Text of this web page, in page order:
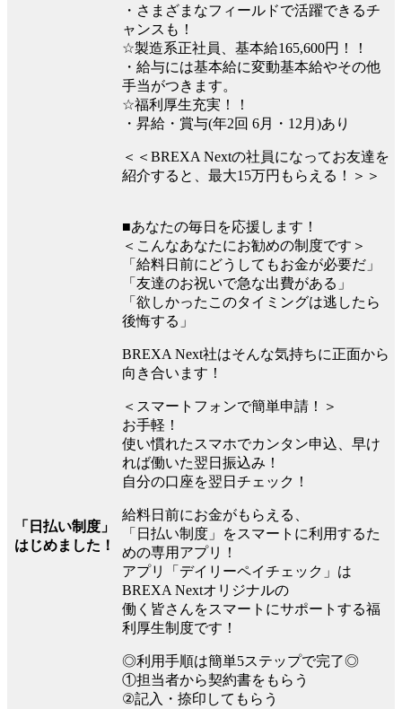
・さまざまなフィールドで活躍できるチ
ャンスも！
☆製造系正社員、基本給165,600円！！
・給与には基本給に変動基本給やその他
手当がつきます。
☆福利厚生充実！！
・昇給・賞与(年2回 6月・12月)あり
＜＜BREXA Nextの社員になってお友達を
紹介すると、最大15万円もらえる！＞＞
「日払い制度」
はじめました！
■あなたの毎日を応援します！
＜こんなあなたにお勧めの制度です＞
「給料日前にどうしてもお金が必要だ」
「友達のお祝いで急な出費がある」
「欲しかったこのタイミングは逃したら
後悔する」
BREXA Next社はそんな気持ちに正面から
向き合います！
＜スマートフォンで簡単申請！＞
お手軽！
使い慣れたスマホでカンタン申込、早け
れば働いた翌日振込み！
自分の口座を翌日チェック！
給料日前にお金がもらえる、
「日払い制度」をスマートに利用するた
めの専用アプリ！
アプリ「デイリーペイチェック」は
BREXA Nextオリジナルの
働く皆さんをスマートにサポートする福
利厚生制度です！
◎利用手順は簡単5ステップで完了◎
①担当者から契約書をもらう
②記入・捺印してもらう